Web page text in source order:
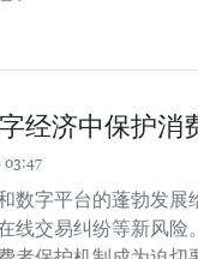
经济中保护消
数字平台的蓬勃发
线交易纠纷等新风